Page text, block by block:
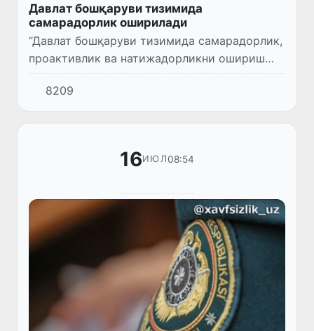
Давлат бошқаруви тизимида
самарадорлик оширилади
“Давлат бошқаруви тизимида самарадорлик,
проактивлик ва натижадорликни ошириш
чора-тадбирлари тўғрисида”ги Президент
Фармони (ПФ-111-сон, 14.07.2025 й.) қабул
қилинди
8209
16ИЮЛ08:54